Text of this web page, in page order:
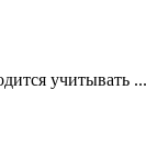
учитывать ...